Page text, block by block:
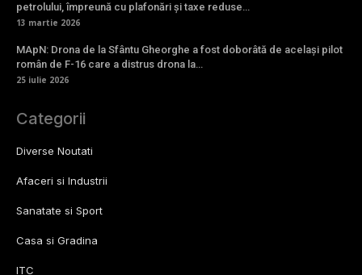
petrolului, împreună cu plafonări și taxe reduse…
13 martie 2026
MApN: Drona de la Sfântu Gheorghe a fost doborâtă de același pilot
român de F-16 care a distrus drona la…
25 iulie 2026
Categorii
Diverse Noutati
Afaceri si Industrii
Sanatate si Sport
Casa si Gradina
ITC